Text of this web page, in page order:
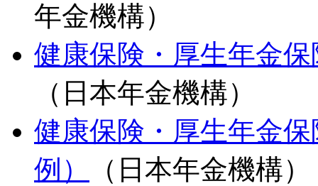
年金機構）
健康保険・厚生年金
（日本年金機構）
健康保険・厚生年金
例）
（日本年金機構）